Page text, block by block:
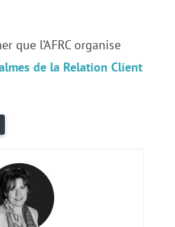
que l’AFRC organise
de la Relation Client